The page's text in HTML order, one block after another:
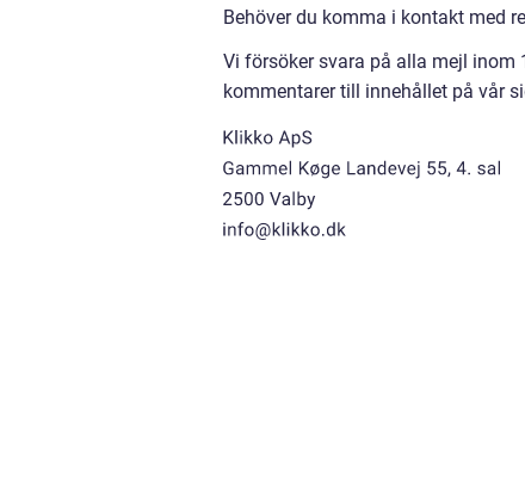
Behöver du komma i kontakt med
Vi försöker svara på alla mejl
kommentarer till innehållet på vår